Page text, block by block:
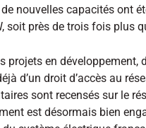
nouvelles capacités ont
près de trois fois plus
projets en développement,
d’un droit d’accès au
sont recensés sur le
est désormais bien